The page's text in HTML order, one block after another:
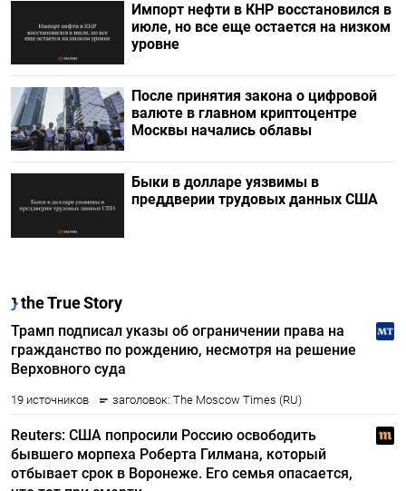
Импорт нефти в КНР восстановился в
июле, но все еще остается на низком
уровне
После принятия закона о цифровой
валюте в главном криптоцентре
Москвы начались облавы
Быки в долларе уязвимы в
преддверии трудовых данных США